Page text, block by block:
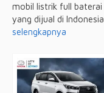
mobil listrik full
yang dijual di
selengkapnya